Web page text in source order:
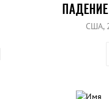
США,